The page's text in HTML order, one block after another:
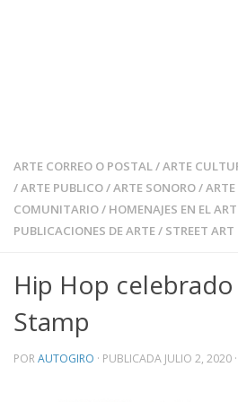
ARTE CORREO O POSTAL/ARTE
/ARTE PUBLICO/ARTE SONORO/
COMUNITARIO/ HOMENAJES EN EL
PUBLICACIONES DE ARTE/ STREET ART
Hip Hop
Stamp
PORAUTOGIRO · PUBLICADA JULIO 2, 2020